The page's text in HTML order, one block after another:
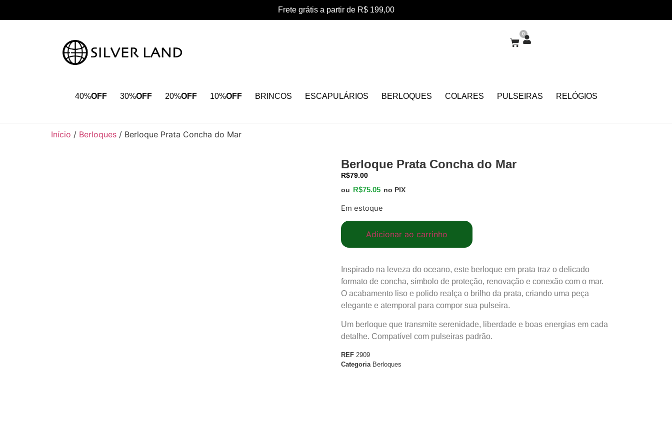
Frete grátis a partir de R$ 199,00
0
40%OFF 30%OFF 20%OFF 10%OFF BRINCOS ESCAPULÁRIOS BERLOQUES COLARES PULSEIRAS RELÓGIOS
Início / Berloques / Berloque Prata Concha do Mar
Berloque Prata Concha do Mar
R$79.00
ou R$75.05 no PIX
Em estoque
Adicionar ao carrinho
Inspirado na leveza do oceano, este berloque em prata traz o delicado
formato de concha, símbolo de proteção, renovação e conexão com o mar.
O acabamento liso e polido realça o brilho da prata, criando uma peça
elegante e atemporal para compor sua pulseira.
Um berloque que transmite serenidade, liberdade e boas energias em cada
detalhe. Compatível com pulseiras padrão.
REF 2909
Categoria Berloques